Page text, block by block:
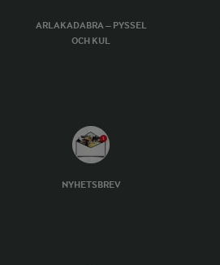
ARLAKADABRA – PYSSEL
OCH KUL
NYHETSBREV